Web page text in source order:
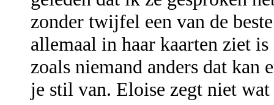
zonder twijfel een van de
allemaal in haar kaarten ziet
zoals niemand anders dat
je stil van. Eloise zegt niet